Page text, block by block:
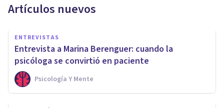
Artículos nuevos
ENTREVISTAS
Entrevista a Marina Berenguer: cuando la
psicóloga se convirtió en paciente
Psicología Y Mente